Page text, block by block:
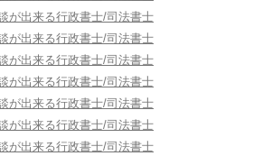
が出来る行政書士/司法書士
が出来る行政書士/司法書士
が出来る行政書士/司法書士
が出来る行政書士/司法書士
が出来る行政書士/司法書士
が出来る行政書士/司法書士
が出来る行政書士/司法書士